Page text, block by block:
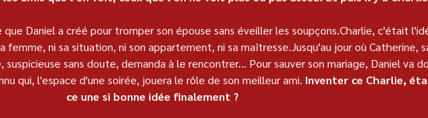
que Daniel a créé pour tromper son épouse sans éveiller les soupçons.Charlie, c'était
femme, ni sa situation, ni son appartement, ni sa maîtresse.Jusqu'au jour où Catherine,
sans doute, demanda à le rencontrer... Pour sauver son mariage, Daniel va
qui, l'espace d'une soirée, jouera le rôle de son meilleur ami. Inventer ce Charlie,
ce une si bonne idée finalement ?